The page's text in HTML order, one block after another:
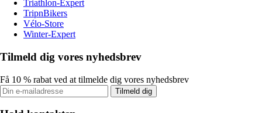
Triathlon-Expert
TripnBikers
Vélo-Store
Winter-Expert
Tilmeld dig vores nyhedsbrev
Få 10 % rabat ved at tilmelde dig vores nyhedsbrev
Tilmeld dig